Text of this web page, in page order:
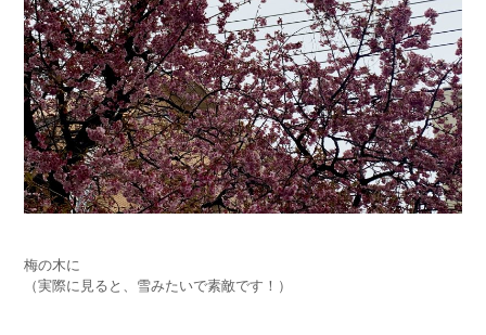
梅の木に
（実際に見ると、雪みたいで素敵です！）